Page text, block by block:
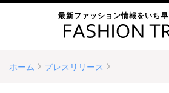
最新ファッション情報をいち早
ホーム プレスリリース